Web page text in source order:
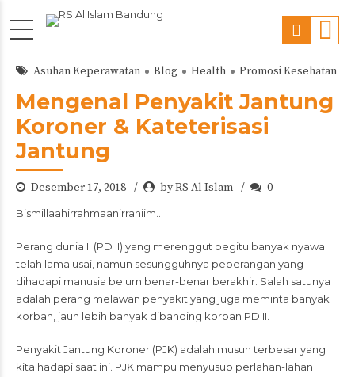
Asuhan Keperawatan Blog Health Promosi Kesehatan
Mengenal Penyakit Jantung
Koroner & Kateterisasi
Jantung
Desember 17, 2018 by RS Al Islam 0
Bismillaahirrahmaanirrahiim…
Perang dunia II (PD II) yang merenggut begitu banyak nyawa
telah lama usai, namun sesungguhnya peperangan yang
dihadapi manusia belum benar-benar berakhir. Salah satunya
adalah perang melawan penyakit yang juga meminta banyak
korban, jauh lebih banyak dibanding korban PD II.
Penyakit Jantung Koroner (PJK) adalah musuh terbesar yang
kita hadapi saat ini. PJK mampu menyusup perlahan-lahan